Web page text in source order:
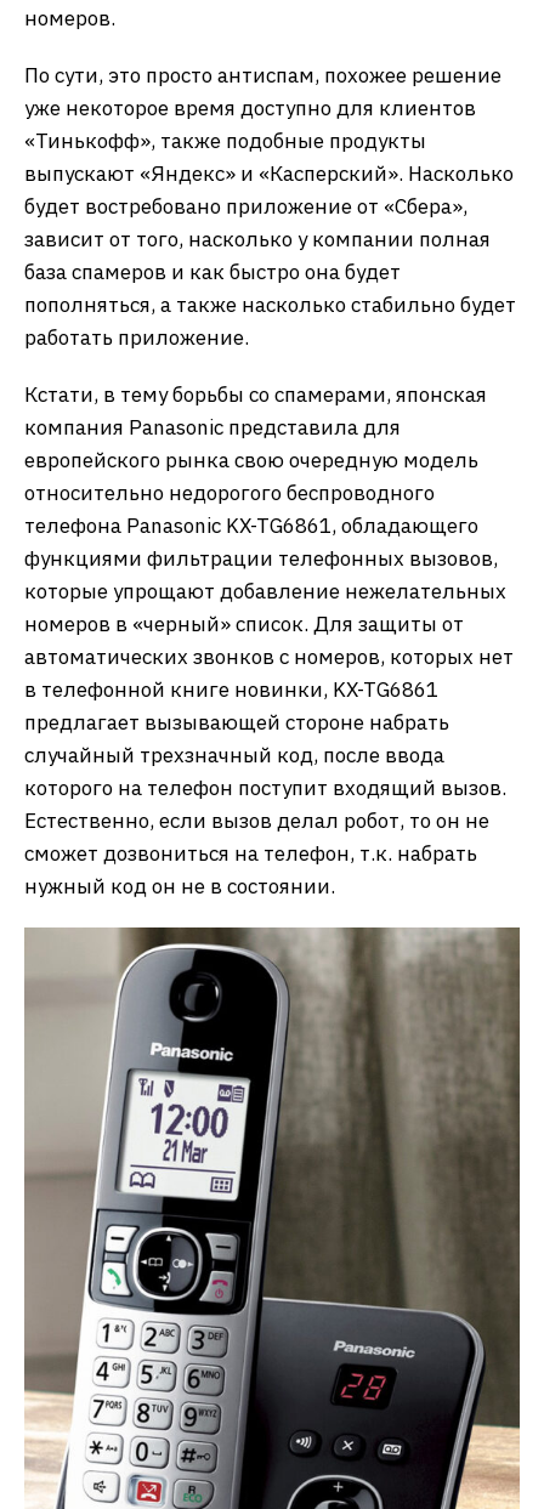
номеров.
По сути, это просто антиспам, похожее решение
уже некоторое время доступно для клиентов
«Тинькофф», также подобные продукты
выпускают «Яндекс» и «Касперский». Насколько
будет востребовано приложение от «Сбера»,
зависит от того, насколько у компании полная
база спамеров и как быстро она будет
пополняться, а также насколько стабильно будет
работать приложение.
Кстати, в тему борьбы со спамерами, японская
компания Panasonic представила для
европейского рынка свою очередную модель
относительно недорогого беспроводного
телефона Panasonic KX-TG6861, обладающего
функциями фильтрации телефонных вызовов,
которые упрощают добавление нежелательных
номеров в «черный» список. Для защиты от
автоматических звонков с номеров, которых нет
в телефонной книге новинки, KX-TG6861
предлагает вызывающей стороне набрать
случайный трехзначный код, после ввода
которого на телефон поступит входящий вызов.
Естественно, если вызов делал робот, то он не
сможет дозвониться на телефон, т.к. набрать
нужный код он не в состоянии.